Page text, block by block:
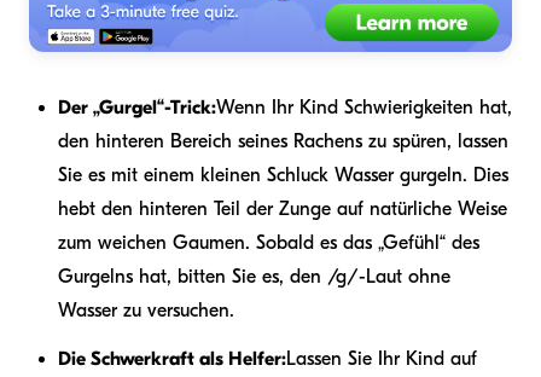
Der „Gurgel“-Trick:Wenn Ihr Kind Schwierigkeiten hat,
den hinteren Bereich seines Rachens zu spüren, lassen
Sie es mit einem kleinen Schluck Wasser gurgeln. Dies
hebt den hinteren Teil der Zunge auf natürliche Weise
zum weichen Gaumen. Sobald es das „Gefühl“ des
Gurgelns hat, bitten Sie es, den /g/-Laut ohne
Wasser zu versuchen.
Die Schwerkraft als Helfer:Lassen Sie Ihr Kind auf